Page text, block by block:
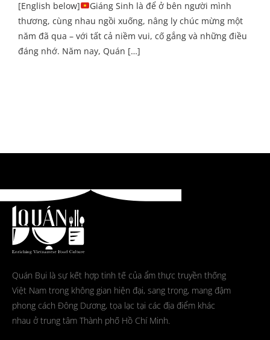
[English below]
Giáng Sinh là để ở bên người mình
thương, cùng nhau ngồi xuống, nâng ly chúc mừng một
năm đã qua – với tất cả niềm vui, cố gắng và những điều
đáng nhớ. Năm nay, Quán […]
Quán Bụi là sự kết hợp tinh tế của ẩm thực truyền thống
Việt Nam trong không gian hiện đại, sang trọng, mang đậm
phong cách Đông Dương, tọa lạc tại các địa điểm khác
nhau ở trung tâm Thành phố Hồ Chí Minh.